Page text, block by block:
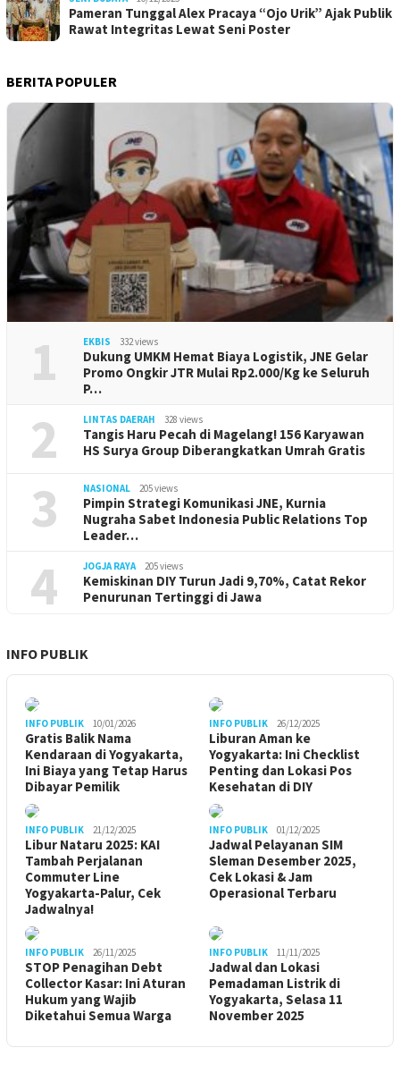
Pameran Tunggal Alex Pracaya “Ojo Urik” Ajak Publik
Rawat Integritas Lewat Seni Poster
BERITA POPULER
1 EKBIS 332 views
Dukung UMKM Hemat Biaya Logistik, JNE Gelar
Promo Ongkir JTR Mulai Rp2.000/Kg ke Seluruh
P…
2 LINTAS DAERAH 328 views
Tangis Haru Pecah di Magelang! 156 Karyawan
HS Surya Group Diberangkatkan Umrah Gratis
3 NASIONAL 205 views
Pimpin Strategi Komunikasi JNE, Kurnia
Nugraha Sabet Indonesia Public Relations Top
Leader…
4 JOGJA RAYA 205 views
Kemiskinan DIY Turun Jadi 9,70%, Catat Rekor
Penurunan Tertinggi di Jawa
INFO PUBLIK
INFO PUBLIK 10/01/2026
Gratis Balik Nama
Kendaraan di Yogyakarta,
Ini Biaya yang Tetap Harus
Dibayar Pemilik
INFO PUBLIK 26/12/2025
Liburan Aman ke
Yogyakarta: Ini Checklist
Penting dan Lokasi Pos
Kesehatan di DIY
INFO PUBLIK 21/12/2025
Libur Nataru 2025: KAI
Tambah Perjalanan
Commuter Line
Yogyakarta-Palur, Cek
Jadwalnya!
INFO PUBLIK 01/12/2025
Jadwal Pelayanan SIM
Sleman Desember 2025,
Cek Lokasi & Jam
Operasional Terbaru
INFO PUBLIK 26/11/2025
STOP Penagihan Debt
Collector Kasar: Ini Aturan
Hukum yang Wajib
Diketahui Semua Warga
INFO PUBLIK 11/11/2025
Jadwal dan Lokasi
Pemadaman Listrik di
Yogyakarta, Selasa 11
November 2025